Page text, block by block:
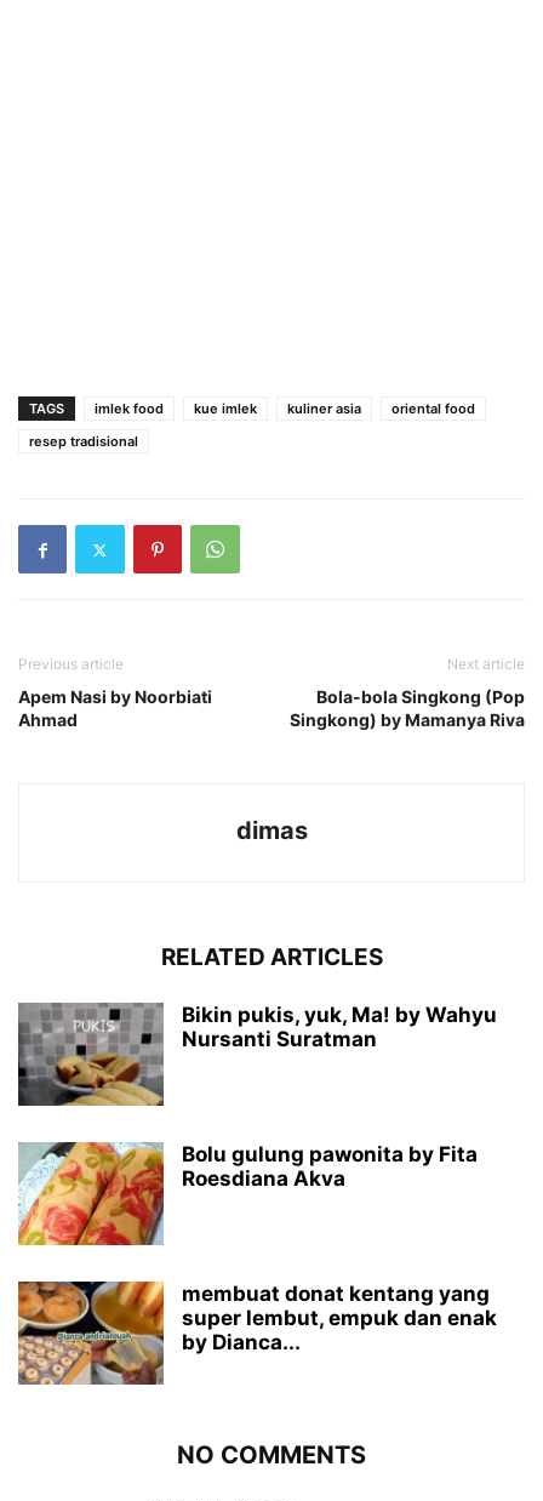
TAGS imlek food kue imlek kuliner asia
oriental food
resep tradisional
Previous article
Apem Nasi by Noorbiati
Ahmad
Next article
Bola-bola Singkong (Pop
Singkong) by Mamanya Riva
dimas
RELATED ARTICLES
Bikin pukis, yuk, Ma! by Wahyu
Nursanti Suratman
Bolu gulung pawonita by Fita
Roesdiana Akva
membuat donat kentang yang
super lembut, empuk dan enak
by Dianca...
NO COMMENTS